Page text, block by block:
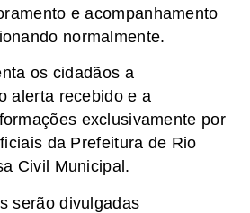
e acompanhamento
normalmente.
os cidadãos a
alerta recebido e a
exclusivamente por
da Prefeitura de Rio
Civil Municipal.
serão divulgadas